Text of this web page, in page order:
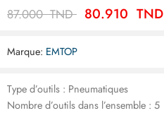
87.000TND 80.910 TND
Marque: EMTOP
Type d’outils : Pneumatiques
Nombre d’outils dans l’ensemble : 5